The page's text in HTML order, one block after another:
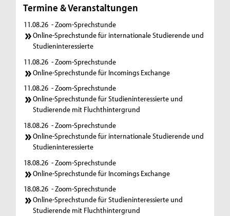
Termine & Veranstaltungen
11.08.26 - Zoom-Sprechstunde
Online-Sprechstunde für internationale Studierende und
Studieninteressierte
11.08.26 - Zoom-Sprechstunde
Online-Sprechstunde für Incomings Exchange
11.08.26 - Zoom-Sprechstunde
Online-Sprechstunde für Studieninteressierte und
Studierende mit Fluchthintergrund
18.08.26 - Zoom-Sprechstunde
Online-Sprechstunde für internationale Studierende und
Studieninteressierte
18.08.26 - Zoom-Sprechstunde
Online-Sprechstunde für Incomings Exchange
18.08.26 - Zoom-Sprechstunde
Online-Sprechstunde für Studieninteressierte und
Studierende mit Fluchthintergrund